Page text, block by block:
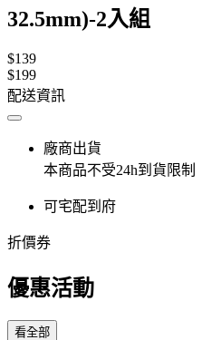
32.5mm)-2入組
$139
$199
配送資訊
廠商出貨
本商品不受24h到貨限制
可宅配到府
折價券
優惠活動
看全部